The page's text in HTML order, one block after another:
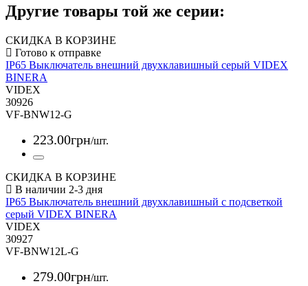
Другие товары той же серии:
СКИДКА В КОРЗИНЕ
IP65 Выключатель внешний двухклавишный серый VIDEX
BINERA
VIDEX
30926
VF-BNW12-G
223.00грн/шт.
СКИДКА В КОРЗИНЕ
IP65 Выключатель внешний двухклавишный с подсветкой
серый VIDEX BINERA
VIDEX
30927
VF-BNW12L-G
279.00грн/шт.